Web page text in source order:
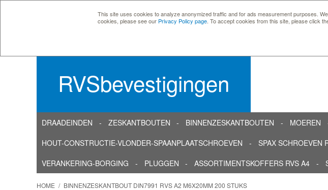
This site uses cookies to analyze anonymized traffic and for ads measurement purposes.
cookies, please see our Privacy Policy page . To accept cookies from this site, please click
RVSbevestigingen
DRAADEINDEN ZESKANTBOUTEN BINNENZESKANTBOUTEN MOEREN
HOUT-CONSTRUCTIE-VLONDER-SPAANPLAATSCHROEVEN
SPAX SCHROEVEN
VERANKERING-BORGING
PLUGGEN ASSORTIMENTSKOFFERS RVS A4
HOME / BINNENZESKANTBOUT DIN7991 RVS A2 M6X20MM 200 STUKS